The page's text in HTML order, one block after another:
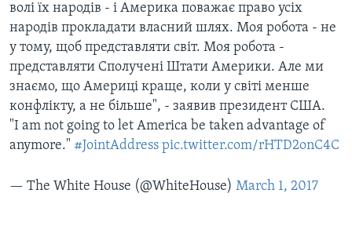
волі їх народів - і Америка поважає право усіх
народів прокладати власний шлях. Моя робота - не
у тому, щоб представляти світ. Моя робота -
представляти Сполучені Штати Америки. Але ми
знаємо, що Америці краще, коли у світі менше
конфлікту, а не більше", - заявив президент США.
"I am not going to let America be taken advantage of
anymore." #JointAddress pic.twitter.com/rHTD2onC4C
— The White House (@WhiteHouse) March 1, 2017